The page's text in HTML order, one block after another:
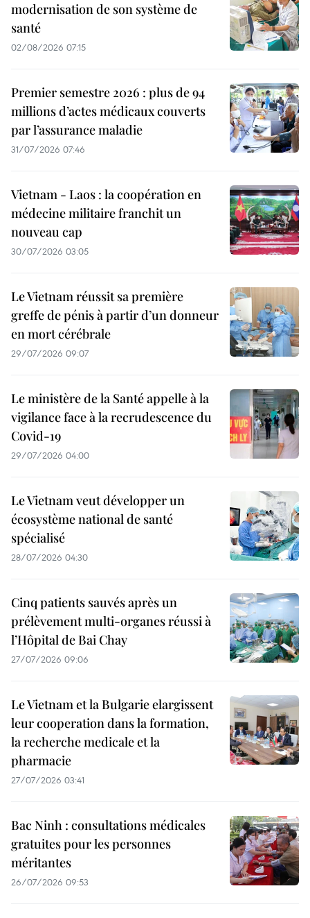
modernisation de son système de
santé
02/08/2026 07:15
Premier semestre 2026 : plus de 94
millions d’actes médicaux couverts
par l’assurance maladie
31/07/2026 07:46
Vietnam - Laos : la coopération en
médecine militaire franchit un
nouveau cap
30/07/2026 03:05
Le Vietnam réussit sa première
greffe de pénis à partir d’un donneur
en mort cérébrale
29/07/2026 09:07
Le ministère de la Santé appelle à la
vigilance face à la recrudescence du
Covid-19
29/07/2026 04:00
Le Vietnam veut développer un
écosystème national de santé
spécialisé
28/07/2026 04:30
Cinq patients sauvés après un
prélèvement multi-organes réussi à
l’Hôpital de Bai Chay
27/07/2026 09:06
Le Vietnam et la Bulgarie elargissent
leur cooperation dans la formation,
la recherche medicale et la
pharmacie
27/07/2026 03:41
Bac Ninh : consultations médicales
gratuites pour les personnes
méritantes
26/07/2026 09:53